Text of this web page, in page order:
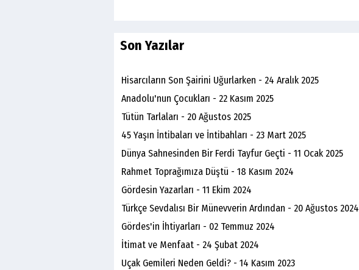
Son Yazılar
Hisarcıların Son Şairini Uğurlarken - 24 Aralık 2025
Anadolu'nun Çocukları - 22 Kasım 2025
Tütün Tarlaları - 20 Ağustos 2025
45 Yaşın İntibaları ve İntibahları - 23 Mart 2025
Dünya Sahnesinden Bir Ferdi Tayfur Geçti - 11 Ocak 2025
Rahmet Toprağımıza Düştü - 18 Kasım 2024
Gördesin Yazarları - 11 Ekim 2024
Türkçe Sevdalısı Bir Münevverin Ardından - 20 Ağustos 2024
Gördes'in İhtiyarları - 02 Temmuz 2024
İtimat ve Menfaat - 24 Şubat 2024
Uçak Gemileri Neden Geldi? - 14 Kasım 2023